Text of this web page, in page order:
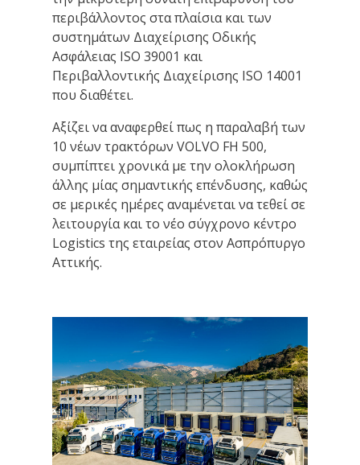
περιβάλλοντος στα πλαίσια και των
συστημάτων Διαχείρισης Οδικής
Ασφάλειας ISO 39001 και
Περιβαλλοντικής Διαχείρισης ISO 14001
που διαθέτει.
Αξίζει να αναφερθεί πως η παραλαβή των
10 νέων τρακτόρων VOLVO FH 500,
συμπίπτει χρονικά με την ολοκλήρωση
άλλης μίας σημαντικής επένδυσης, καθώς
σε μερικές ημέρες αναμένεται να τεθεί σε
λειτουργία και το νέο σύγχρονο κέντρο
Logistics της εταιρείας στον Ασπρόπυργο
Αττικής.